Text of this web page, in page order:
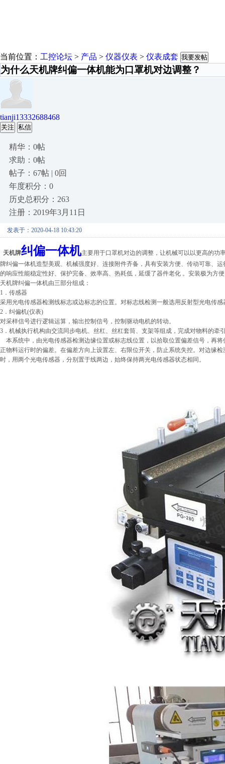
当前位置： 工控论坛 > 产品 > 仪器仪表 > 仪表成套 我要发帖
为什么天机牌纠偏一体机能为口罩机对边调整？
tianji13332688468
关注 私信
精华：0帖
求助：0帖
帖子：67帖 | 0回
年度积分：0
历史总积分：263
注册：2019年3月11日
发表于：2020-04-18 10:43:20
天机牌纠偏一体机主要用于口罩机对边的调整，让机械可以以更高的功
牌纠偏一体机造型美观、机械强度好、连接附件齐备，具有安装方便、传动可靠、
的响应性能稳定性好、保护完备、效率高、热耗低，延缓了器件老化 。安装极为方
天机牌纠偏一体机由三部分组成：
1．传感器
采用光电传感器检测线标志或边标志的位置。对标志线检测一般选用反射型光电传
2．纠偏机(仪表)
对采样信号进行逻辑运算，输出控制信号，控制驱动电机的转动。
3．机械执行机构由交流同步电机、丝杠、丝杠套筒、支架等组成，完成对物料的牵
本系统中，由光电传感器检测边缘位置或标志线位置，以拾取位置偏差信号，再
正物料运行时的偏差。在偏差方向上设置左、右限位开关，防止系统失控。对边缘
时，用两个光电传感器，分别置于线两边，始终保持两光电传感器状态相同。